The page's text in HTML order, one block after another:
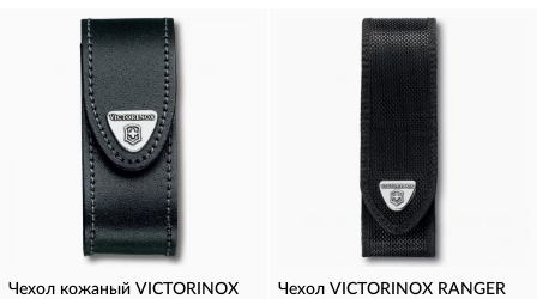
Чехол кожаный VICTORINOX
Чехол VICTORINOX RANGER